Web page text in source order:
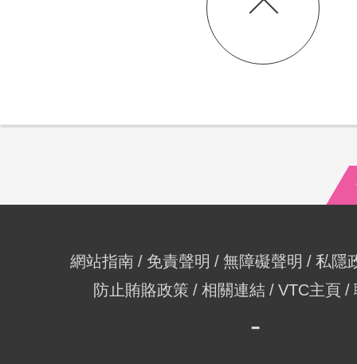
網站指南 免責聲明 無障礙聲明
私隱
防止賄賂政策
相關連結 VTC主頁